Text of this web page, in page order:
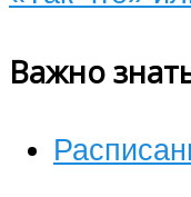
Важно